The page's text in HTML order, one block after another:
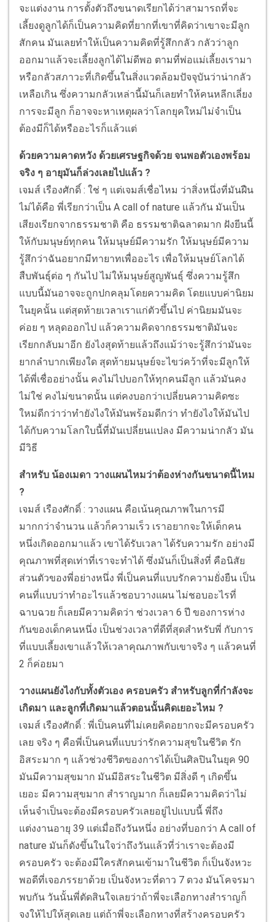
จะแต่งงาน การตั้งตัวถึงขนาดเรียกได้ว่าสามารถที่จะ
เลี้ยงดูลูกได้ก็เป็นความคิดที่ยากที่เขาที่คิดว่าเขาจะมีลูก
สักคน มันเลยทำให้เป็นความคิดที่รู้สึกกลัว กลัวว่าลูก
ออกมาแล้วจะเลี้ยงลูกได้ไม่ดีพอ ตามที่พ่อแม่เลี้ยงเรามา
หรือกลัวสภาวะที่เกิดขึ้นในสิ่งแวดล้อมปัจจุบันว่าน่ากลัว
เหลือเกิน ซึ่งความกลัวเหล่านี้มันก็เลยทำให้คนหลีกเลี่ยง
การจะมีลูก ก็อาจจะหาเหตุผลว่าโลกยุคใหม่ไม่จำเป็น
ต้องมีก็ได้หรืออะไรก็แล้วแต่
ด้วยความคาดหวัง ด้วยเศรษฐกิจด้วย จนพอตัวเองพร้อม
จริง ๆ อายุมันก็ล่วงเลยไปแล้ว ?
เจมส์ เรืองศักดิ์ : ใช่ ๆ แต่เจมส์เชื่อไหม ว่าสิ่งหนึ่งที่มันฝืน
ไม่ได้คือ พี่เรียกว่าเป็น A call of nature แล้วกัน มันเป็น
เสียงเรียกจากธรรมชาติ คือ ธรรมชาติฉลาดมาก ฝังยีนนี้
ให้กับมนุษย์ทุกคน ให้มนุษย์มีความรัก ให้มนุษย์มีความ
รู้สึกว่าฉันอยากมีทายาทเพื่ออะไร เพื่อให้มนุษย์โลกได้
สืบพันธุ์ต่อ ๆ กันไป ไม่ให้มนุษย์สูญพันธุ์ ซึ่งความรู้สึก
แบบนี้มันอาจจะถูกปกคลุมโดยความคิด โดยแบบค่านิยม
ในยุคนั้น แต่สุดท้ายเวลาเราแก่ตัวขึ้นไป ค่านิยมมันจะ
ค่อย ๆ หลุดออกไป แล้วความคิดจากธรรมชาติมันจะ
เรียกกลับมาอีก ยังไงสุดท้ายแล้วถึงแม้ว่าจะรู้สึกว่ามันจะ
ยากลำบากเพียงใด สุดท้ายมนุษย์จะไขว่คว้าที่จะมีลูกให้
ได้พี่เชื่ออย่างนั้น คงไม่ไปบอกให้ทุกคนมีลูก แล้วมันคง
ไม่ใช่ คงไม่ขนาดนั้น แต่คงบอกว่าเปลี่ยนความคิดซะ
ใหม่ดีกว่าว่าทำยังไงให้มันพร้อมดีกว่า ทำยังไงให้มันไป
ได้กับความโลกใบนี้ที่มันเปลี่ยนแปลง มีความน่ากลัว มัน
มีวิธี
สำหรับ น้องเมดา วางแผนไหมว่าต้องห่างกันขนาดนี้ไหม
?
เจมส์ เรืองศักดิ์ : วางแผน คือเน้นคุณภาพในการมี
มากกว่าจำนวน แล้วก็ความเร็ว เราอยากจะให้เด็กคน
หนึ่งเกิดออกมาแล้ว เขาได้รับเวลา ได้รับความรัก อย่างมี
คุณภาพที่สุดเท่าที่เราจะทำได้ ซึ่งมันก็เป็นสิ่งที่ คือนิสัย
ส่วนตัวของพี่อย่างหนึ่ง พี่เป็นคนที่แบบรักความยั่งยืน เป็น
คนที่แบบว่าทำอะไรแล้วชอบวางแผน ไม่ชอบอะไรที่
ฉาบฉวย ก็เลยมีความคิดว่า ช่วงเวลา 6 ปี ของการห่าง
กันของเด็กคนหนึ่ง เป็นช่วงเวลาที่ดีที่สุดสำหรับพี่ กับการ
ที่แบบเลี้ยงเขาแล้วให้เวลาคุณภาพกับเขาจริง ๆ แล้วคนที่
2 ก็ค่อยมา
วางแผนยังไงกับทั้งตัวเอง ครอบครัว สำหรับลูกที่กำลังจะ
เกิดมา และลูกที่เกิดมาแล้วตอนนั้นคิดเยอะไหม ?
เจมส์ เรืองศักดิ์ : พี่เป็นคนที่ไม่เคยคิดอยากจะมีครอบครัว
เลย จริง ๆ คือพี่เป็นคนที่แบบว่ารักความสุขในชีวิต รัก
อิสระมาก ๆ แล้วช่วงชีวิตของการได้เป็นศิลปินในยุค 90
มันมีความสุขมาก มันมีอิสระในชีวิต มีสิ่งดี ๆ เกิดขึ้น
เยอะ มีความสุขมาก สำราญมาก ก็เลยมีความคิดว่าไม่
เห็นจำเป็นจะต้องมีครอบครัวเลยอยู่ไปแบบนี้ พี่ถึง
แต่งงานอายุ 39 แต่เมื่อถึงวันหนึ่ง อย่างที่บอกว่า A call of
nature มันก็ดังขึ้นในใจว่าถึงวันแล้วที่ว่าเราจะต้องมี
ครอบครัว จะต้องมีใครสักคนเข้ามาในชีวิต ก็เป็นจังหวะ
พอดีที่เจอภรรยาด้วย เป็นจังหวะที่ดาว 7 ดวง มันโคจรมา
พบกัน วันนั้นพี่ตัดสินใจเลยว่าถ้าพี่จะเลือกทางสำราญก็
จงให้ไปให้สุดเลย แต่ถ้าพี่จะเลือกทางที่สร้างครอบครัว